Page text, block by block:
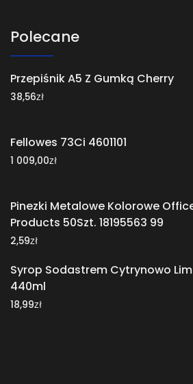
Polecane
Przepiśnik A5 Z Gumką Cherry
38,56zł
Fellowes 73Ci 4601101
1 009,00zł
Pinezki Metalowe Kolorowe
Products 50Szt. 18195563 99
2,59zł
Syrop Sodastrem Cytrynowo
440ml
18,99zł